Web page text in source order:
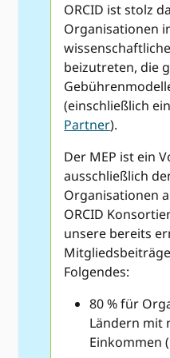
ORCID ist stolz
Organisationen
beizutreten, die
(einschließlich
Partner).
Der MEP ist ein
ausschließlich
Organisationen
ORCID
unsere bereits
Folgendes:
80 % für
Ländern mit
Einkommen